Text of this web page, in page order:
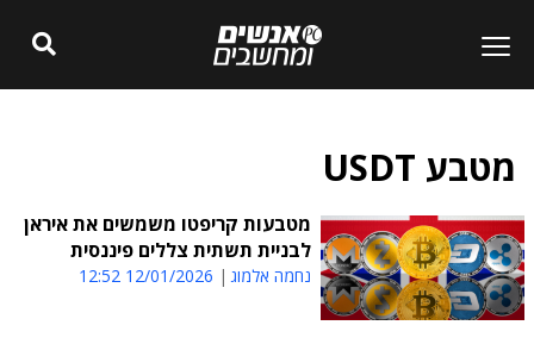
מטבע USDT
מטבעות קריפטו משמשים את איראן
לבניית תשתית צללים פיננסית
נחמה אלמוג 12/01/2026 12:52